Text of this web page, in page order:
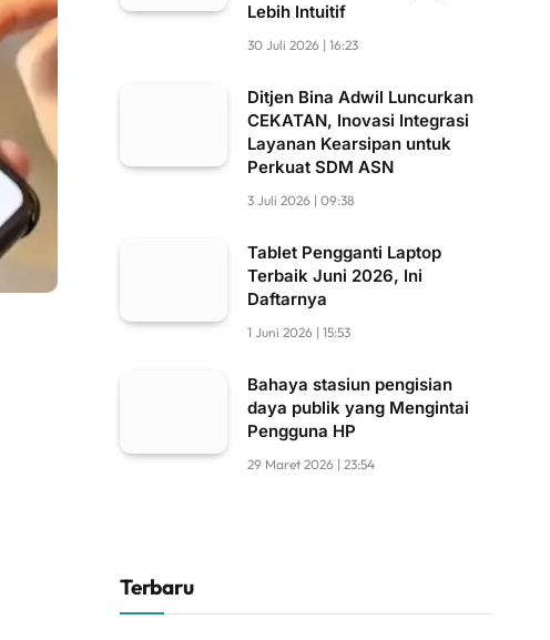
Lebih Intuitif
30 Juli 2026 | 16:23
Ditjen Bina Adwil Luncurkan
CEKATAN, Inovasi Integrasi
Layanan Kearsipan untuk
Perkuat SDM ASN
3 Juli 2026 | 09:38
Tablet Pengganti Laptop
Terbaik Juni 2026, Ini
Daftarnya
1 Juni 2026 | 15:53
Bahaya stasiun pengisian
daya publik yang Mengintai
Pengguna HP
29 Maret 2026 | 23:54
Terbaru